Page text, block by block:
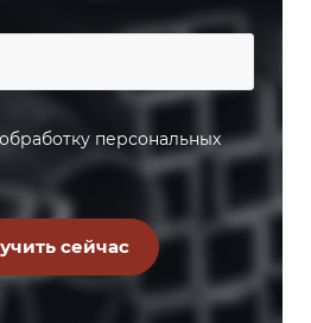
обработку персональных